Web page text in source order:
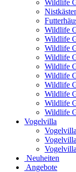
Wildlife
Wildlife
Wildlife
Wildlife
Wildlife
Wildlife
Wildlife
Wildlife
Wildlife
Wildlife
Wildlife
Vogelvilla
Neuheiten
Angebote